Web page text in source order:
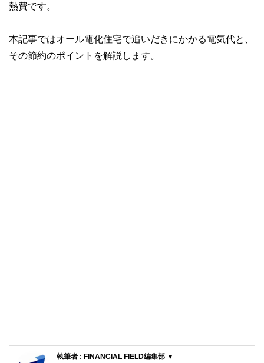
熱費です。
本記事ではオール電化住宅で追いだきにかかる電気代と、
その節約のポイントを解説します。
執筆者 : FINANCIAL FIELD編集部 ▼